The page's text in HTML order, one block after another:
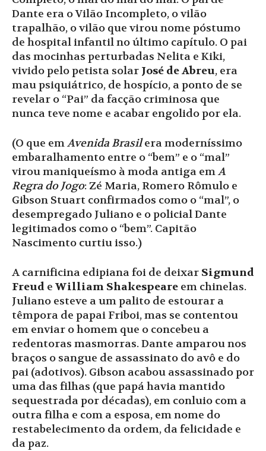
Dante era o Vilão Incompleto, o vilão
trapalhão, o vilão que virou nome póstumo
de hospital infantil no último capítulo. O pai
das mocinhas perturbadas Nelita e Kiki,
vivido pelo petista solar José de Abreu, era
mau psiquiátrico, de hospício, a ponto de se
revelar o “Pai” da facção criminosa que
nunca teve nome e acabar engolido por ela.
(O que emAvenida Brasilera moderníssimo
embaralhamento entre o “bem” e o “mal”
virou maniqueísmo à moda antiga emA
Regra do Jogo: Zé Maria, Romero Rômulo e
Gibson Stuart confirmados como o “mal”, o
desempregado Juliano e o policial Dante
legitimados como o “bem”. Capitão
Nascimento curtiu isso.)
A carnificina edipiana foi de deixar Sigmund
Freud e William Shakespeare em chinelas.
Juliano esteve a um palito de estourar a
têmpora de papai Friboi, mas se contentou
em enviar o homem que o concebeu a
redentoras masmorras. Dante amparou nos
braços o sangue de assassinato do avô e do
pai (adotivos). Gibson acabou assassinado por
uma das filhas (que papá havia mantido
sequestrada por décadas), em conluio com a
outra filha e com a esposa, em nome do
restabelecimento da ordem, da felicidade e
da paz.